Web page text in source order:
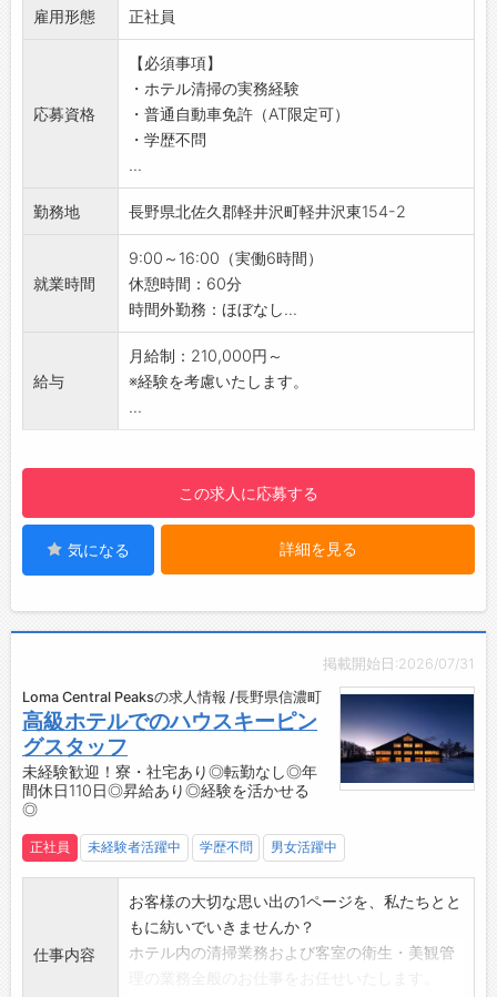
です◎
【具体的な業務内容】
■客室清掃業務
・浴室、洗面台、トイレなど水回りの清掃
・使用済みタオルやリネン類の回収
・新しいタオルやアメニティの補充
・ベッドメイク（シーツ交換など）
・客室内や共用部、廊下の掃除機がけ
◎水回り清掃やベッドメイクなど、担当ごとに
■チェッカー業務
・清掃完了後の客室最終チェック
■管理業務
・アルバイトスタッフ（10名程度）のシフト管
【おすすめポイント】
◆1日6時間勤務！無理なく働ける環境です♪
・残業はほとんどなく、16時前に業務が終了す
る日もあります◎
ます♪
した教育体制をご用意しています◎
・経験豊富な先輩スタッフが、清掃業務におけ
る心構えから実践的な技術まで丁寧に指導しま
す。
タッフへ成長できます！
【職場の雰囲気・社風】
◆チームワーク抜群の職場♪
・スタッフ同士で協力しながら作業を進めてい
ます。
・困ったことがあればすぐに相談できる安心の
雇用形態 正社員
応募資格
【必須事項】
・ホテル清掃の実務経験
・普通自動車免許（AT限定可）
・学歴不問
...
勤務地 長野県北佐久郡軽井沢町軽井沢東154-2
就業時間
9:00～16:00（実働6時間）
休憩時間：60分
時間外勤務：ほぼなし...
給与
月給制：210,000円～
※経験を考慮いたします。
...
この求人に応募する
気になる 詳細を見る
掲載開始日:2026/07/31
Loma Central Peaksの求人情報 /長野県信濃町
高級ホテルでのハウスキーピン
グスタッフ
未経験歓迎！寮・社宅あり◎転勤なし◎年
間休日110日◎昇給あり◎経験を活かせる
◎
正社員 未経験者活躍中 学歴不問 男女活躍中
仕事内容
お客様の大切な思い出の1ページを、私たちとと
もに紡いでいきませんか？
ホテル内の清掃業務および客室の衛生・美観管